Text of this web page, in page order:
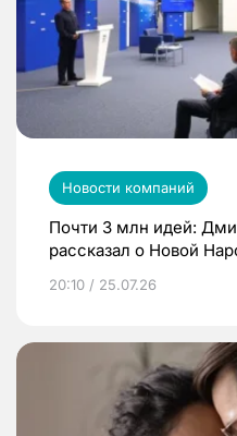
Новости компаний
Почти 3 млн идей:
рассказал о Новой
20:10 / 25.07.26